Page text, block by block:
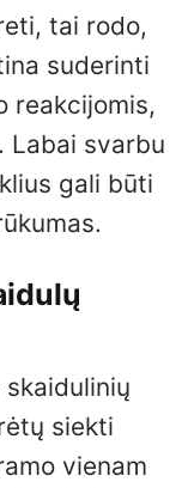
tai rodo,
suderinti
reakcijomis,
Labai svarbu
gali būti
siekti
vienam